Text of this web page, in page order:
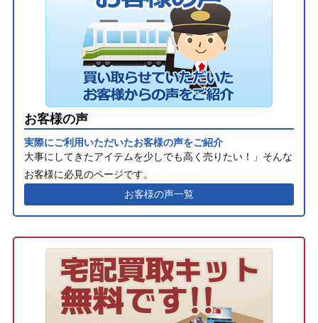
お客様の声
実際にご利用いただいたお客様の声をご紹介
大事にしてきたアイテムを少しでも高く売りたい！」そんな
お客様に必見のページです。
お客様の声一覧